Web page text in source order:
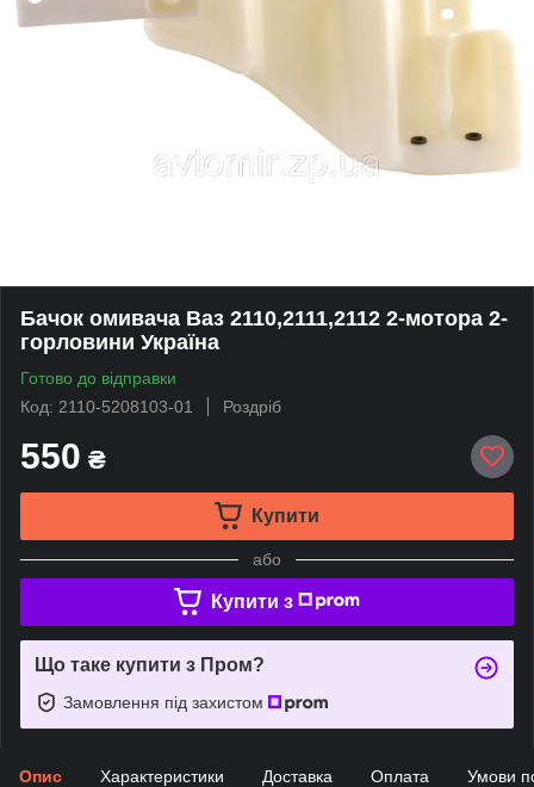
Бачок омивача Ваз 2110,2111,2112 2-мотора 2-
горловини Україна
Готово до відправки
Код: 2110-5208103-01
Роздріб
550 ₴
Купити
або
Купити з
Що таке купити з Пром?
Замовлення під захистом
Опис Характеристики Доставка Оплата Умови